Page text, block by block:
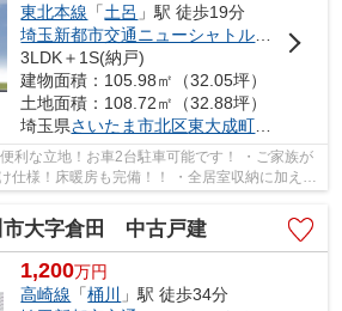
東北本線 「土呂 」駅 徒歩19分
加茂宮
3LDK＋1S(納戸)
建物面積：105.98㎡（32.05坪）
土地面積：108.72㎡（32.88坪）
埼玉県さいたま市北区東大成町
利な立地！お車2台駐車可能です！ ・ご家族が
仕様！床暖房も完備！！ ・全居室収納に加え、
ル収納など収納豊富な...
市大字倉田 中古戸建
1,200万円
高崎線 「桶川
」駅 徒歩34分